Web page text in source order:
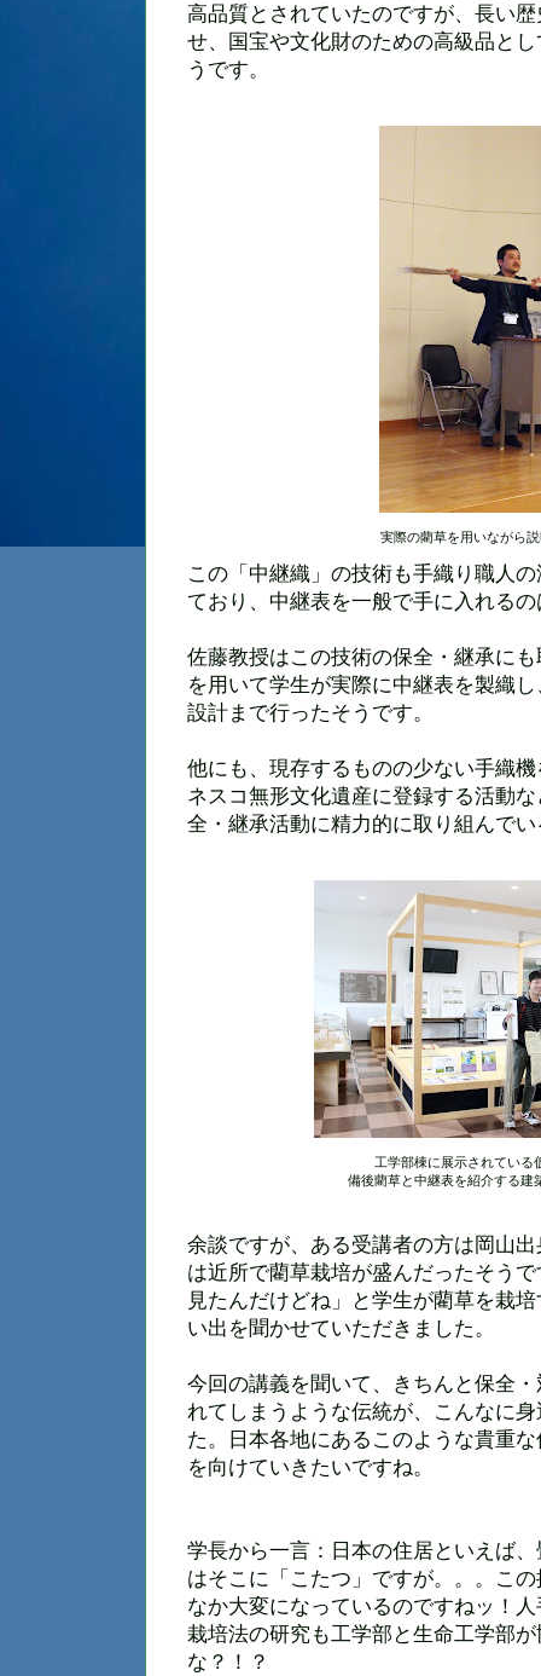
高品質とされていたのですが、長い
せ、国宝や文化財のための高級品と
うです。
実際の藺草を用いながら
この「中継織」の技術も手織り職人
ており、中継表を一般で手に入れる
佐藤教授はこの技術の保全・継承に
を用いて学生が実際に中継表を製織
設計まで行ったそうです。
他にも、現存するものの少ない手織
ネスコ無形文化遺産に登録する活動
全・継承活動に精力的に取り組んで
工学部棟に展示されている
備後藺草と中継表を紹介する建
余談ですが、ある受講者の方は岡山
は近所で藺草栽培が盛んだったそう
見たんだけどね」と学生が藺草を栽
い出を聞かせていただきました。
今回の講義を聞いて、きちんと保全
れてしまうような伝統が、こんなに
た。日本各地にあるこのような貴重
を向けていきたいですね。
学長から一言：日本の住居といえば
はそこに「こたつ」ですが。。。こ
なか大変になっているのですねッ！
栽培法の研究も工学部と生命工学部
な？！？